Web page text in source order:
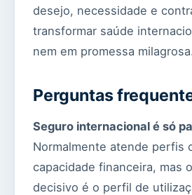
desejo, necessidade e
transformar saúde
nem em promessa milagrosa.
Perguntas
Seguro internacional é só
Normalmente atende perfis
capacidade financeira, mas
decisivo é o perfil de